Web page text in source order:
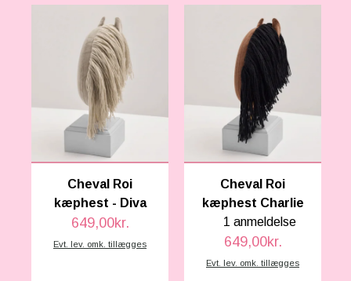
VÆRELSE & SPISETID
HÅR, SMYKKER & TILBEHØR
SCHLEICH® HEST & TILBEHØR
SKOLE, KREA & TILBEHØR
TASKER & PUNGE
Cheval Roi
kæphest - Diva
649,00kr.
Evt. lev. omk. tillægges
Cheval Roi
kæphest Charlie
1 anmeldelse
649,00kr.
Evt. lev. omk. tillægges